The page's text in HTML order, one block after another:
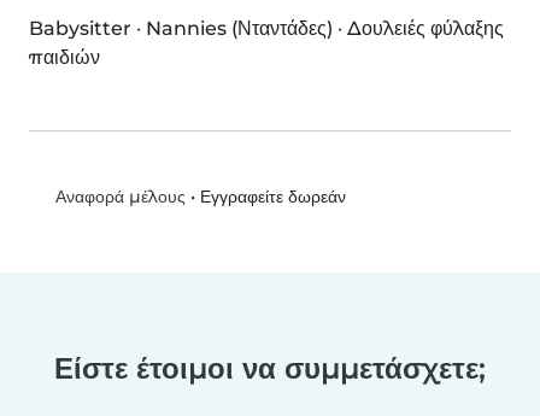
Babysitter · Nannies (Νταντάδες) · Δουλειές φύλαξης
παιδιών
Αναφορά μέλους • Εγγραφείτε δωρεάν
Είστε έτοιμοι να συμμετάσχετε;